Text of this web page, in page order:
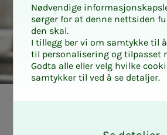
Nødvendige
sørger for at denne nettsiden
den skal.
I tillegg ber vi om samtykke til
til personalisering og tilpasset
Godta alle eller velg hvilke
samtykker til ved å se detaljer.